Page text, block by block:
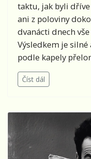
taktu, jak byli
ani z poloviny
dvanácti dnech
Výsledkem je
podle kapely
Číst dál